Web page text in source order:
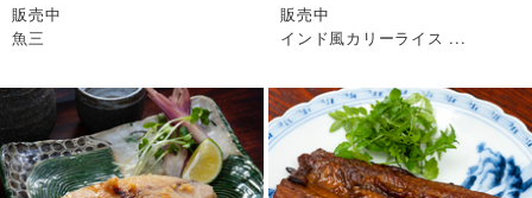
販売中
魚三
販売中
インド風カリーライス ...